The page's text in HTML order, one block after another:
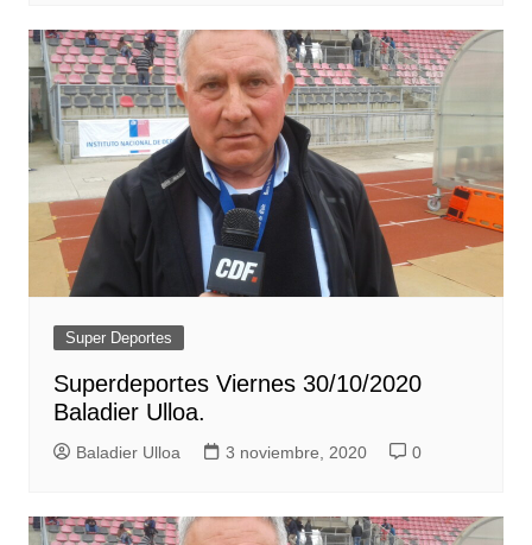
Super Deportes
Superdeportes Viernes 30/10/2020
Baladier Ulloa.
Baladier Ulloa 3 noviembre, 2020 0